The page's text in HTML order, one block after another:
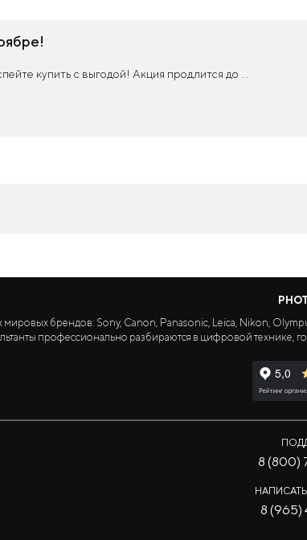
купить с выгодой! Акция продлится до ...
брендов: Sony, Canon, Panasonic, Leica, Nikon,
профессионально разбираются в цифровой технике,
8 (800)
НАПИСАТЬ
8 (965)